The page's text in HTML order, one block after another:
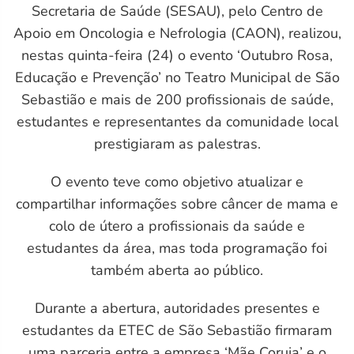
Secretaria de Saúde (SESAU), pelo Centro de
Apoio em Oncologia e Nefrologia (CAON), realizou,
nestas quinta-feira (24) o evento ‘Outubro Rosa,
Educação e Prevenção’ no Teatro Municipal de São
Sebastião e mais de 200 profissionais de saúde,
estudantes e representantes da comunidade local
prestigiaram as palestras.
O evento teve como objetivo atualizar e
compartilhar informações sobre câncer de mama e
colo de útero a profissionais da saúde e
estudantes da área, mas toda programação foi
também aberta ao público.
Durante a abertura, autoridades presentes e
estudantes da ETEC de São Sebastião firmaram